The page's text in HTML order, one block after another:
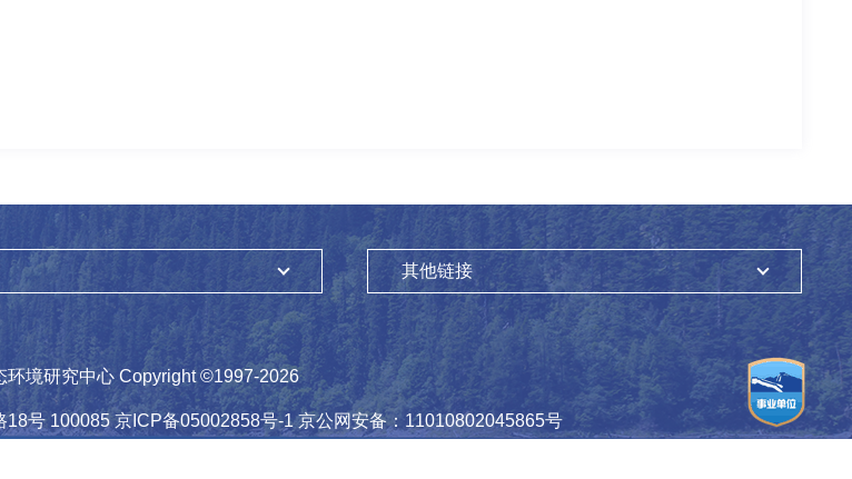
其他链接
环境研究中心 Copyright ©1997-2026
18号 100085 京ICP备05002858号-1 京公网安备：11010802045865号